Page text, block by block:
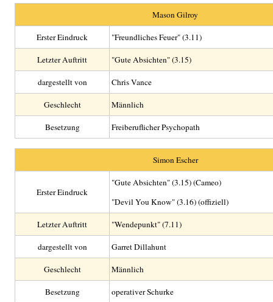
Mason Gilroy
Erster Eindruck "Freundliches Feuer" (3.11)
Letzter Auftritt "Gute Absichten" (3.15)
dargestellt von Chris Vance
Geschlecht Männlich
Besetzung Freiberuflicher Psychopath
Simon Escher
Erster Eindruck
"Gute Absichten" (3.15) (Cameo)
"Devil You Know" (3.16) (offiziell)
Letzter Auftritt "Wendepunkt" (7.11)
dargestellt von Garret Dillahunt
Geschlecht Männlich
Besetzung operativer Schurke